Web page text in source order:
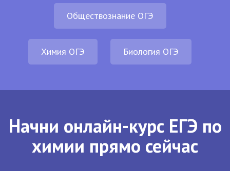
Обществознание ОГЭ
Химия ОГЭ Биология ОГЭ
Начни онлайн-курс ЕГЭ по
химии прямо сейчас